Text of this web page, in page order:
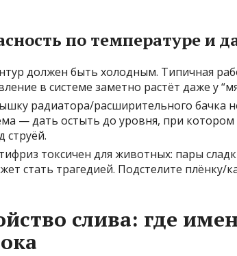
по температуре и
должен быть холодным. Типичная
в системе заметно растёт даже у
радиатора/расширительного бачка
— дать остыть до уровня, при
струёй.
токсичен для животных: пары
стать трагедией. Подстелите плёнку/
слива: где